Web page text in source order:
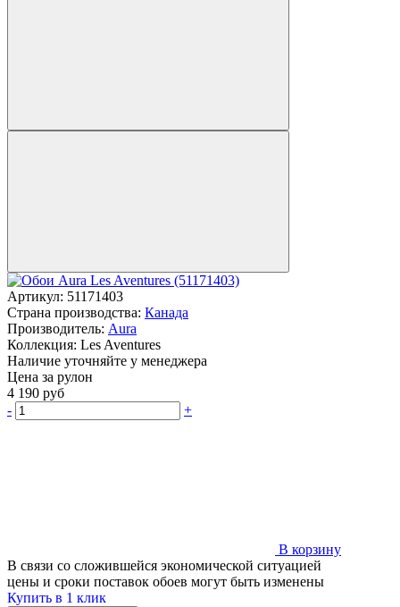
Артикул: 51171403
Страна производства: Канада
Производитель: Aura
Коллекция: Les Aventures
Наличие уточняйте у менеджера
Цена за рулон
4 190 руб
-
+
В корзину
В связи со сложившейся экономической ситуацией
цены и сроки поставок обоев могут быть изменены
Купить в 1 клик